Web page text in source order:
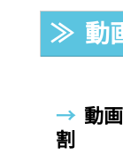
≫  動
→ 動
割